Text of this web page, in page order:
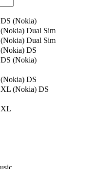
(Nokia)
Dual Sim
Dual Sim
DS
(Nokia)
DS
(Nokia) DS
XL